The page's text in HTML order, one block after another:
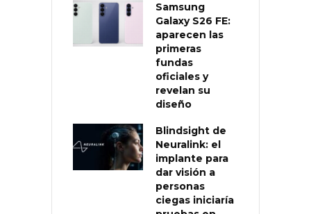
Samsung
Galaxy S26 FE:
aparecen las
primeras
fundas
oficiales y
revelan su
diseño
Blindsight de
Neuralink: el
implante para
dar visión a
personas
ciegas iniciaría